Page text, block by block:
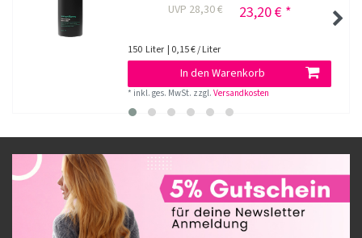
UVP 28,30 € 23,20 € *
150 Liter | 0,15 € / Liter
In den Warenkorb
* inkl. ges. MwSt. zzgl.Versandkosten